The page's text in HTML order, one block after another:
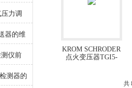
绍
压力调
器的维
法仪前
测器的
KROM SCHRODER
点火变压器TGI5-
共